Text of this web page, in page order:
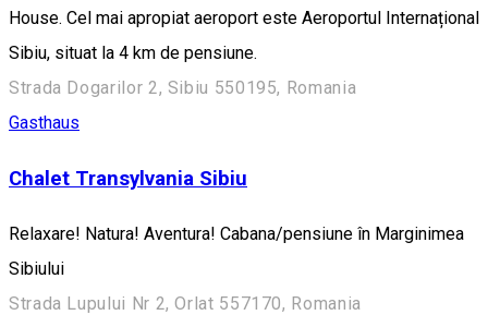
House. Cel mai apropiat aeroport este Aeroportul Internațional
Sibiu, situat la 4 km de pensiune.
Strada Dogarilor 2, Sibiu 550195, Romania
Gasthaus
Chalet Transylvania Sibiu
Relaxare! Natura! Aventura! Cabana/pensiune în Marginimea
Sibiului
Strada Lupului Nr 2, Orlat 557170, Romania